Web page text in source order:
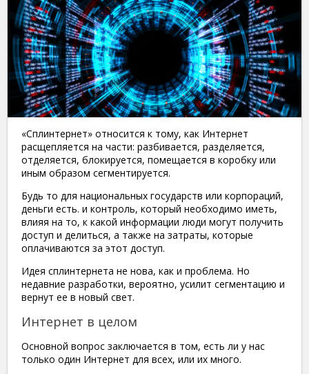
«Сплинтернет» относится к тому, как Интернет
расщепляется на части: разбивается, разделяется,
отделяется, блокируется, помещается в коробку или
иным образом сегментируется.
Будь то для национальных государств или корпораций,
деньги есть. и контроль, который необходимо иметь,
влияя на то, к какой информации люди могут получить
доступ и делиться, а также на затраты, которые
оплачиваются за этот доступ.
Идея сплинтернета не нова, как и проблема. Но
недавние разработки, вероятно, усилит сегментацию и
вернут ее в новый свет.
Интернет в целом
Основной вопрос заключается в том, есть ли у нас
только один Интернет для всех, или их много.